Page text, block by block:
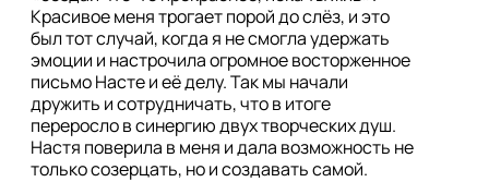
Красивое меня трогает порой до слёз, и это
был тот случай, когда я не смогла удержать
эмоции и настрочила огромное восторженное
письмо Насте и её делу. Так мы начали
дружить и сотрудничать, что в итоге
переросло в синергию двух творческих душ.
Настя поверила в меня и дала возможность не
только созерцать, но и создавать самой.